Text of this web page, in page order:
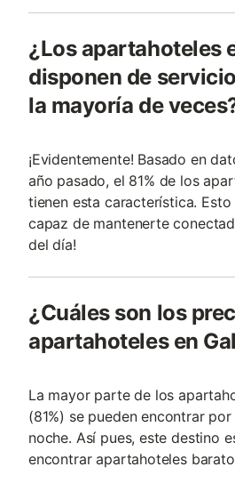
¿Los apartahoteles
disponen de
la mayoría de
¡Evidentemente! Basado en
año pasado, el 81% de los
tienen esta característica.
capaz de mantenerte
del día!
¿Cuáles son los
apartahoteles en
La mayor parte de los
(81%) se pueden encontrar
noche. Así pues, este destino
encontrar apartahoteles